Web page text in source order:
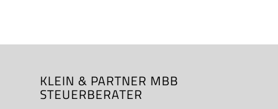
KLEIN & PARTNER MBB
STEUERBERATER